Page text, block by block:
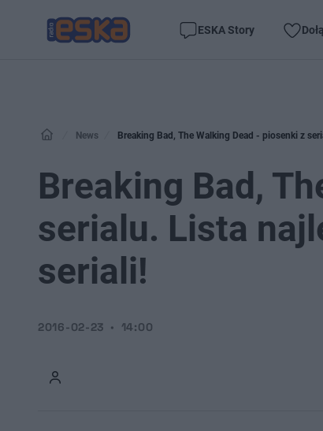
ESKA Story
News Breaking Bad, The Walking Dead - piosenki z
Breaking Bad,
serialu. Lista
seriali!
2016-02-23 14:00